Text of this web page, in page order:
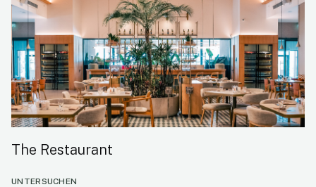
The Restaurant
UNTERSUCHEN